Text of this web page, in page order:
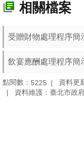
相關檔案
受贈財物處理程序簡
飲宴應酬處理程序簡
點閱數： 5225 資料更
資料維護：臺北市政